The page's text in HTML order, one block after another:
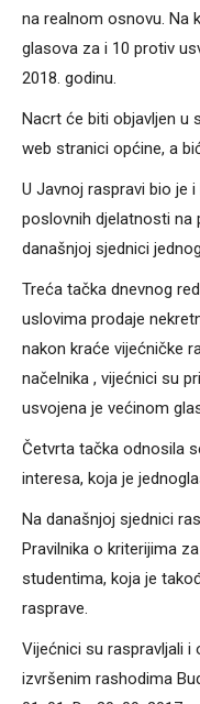
na realnom osnovu. Na
glasova za i 10 protiv
2018. godinu.
Nacrt će biti objavljen u
web stranici općine, a
U Javnoj raspravi bio je
poslovnih djelatnosti na
današnjoj sjednici
Treća tačka dnevnog
uslovima prodaje
nakon kraće vijećničke
načelnika , vijećnici su
usvojena je većinom
Četvrta tačka odnosila
interesa, koja je
Na današnjoj sjednici
Pravilnika o kriterijima
studentima, koja je
rasprave.
Vijećnici su raspravljali
izvršenim rashodima